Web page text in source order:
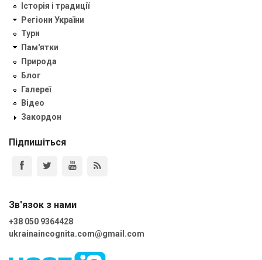
Історія і традиції
Регіони України
Тури
Пам'ятки
Природа
Блог
Галереї
Відео
Закордон
Підпишіться
Зв'язок з нами
+38 050 9364428
ukrainaincognita.com@gmail.com